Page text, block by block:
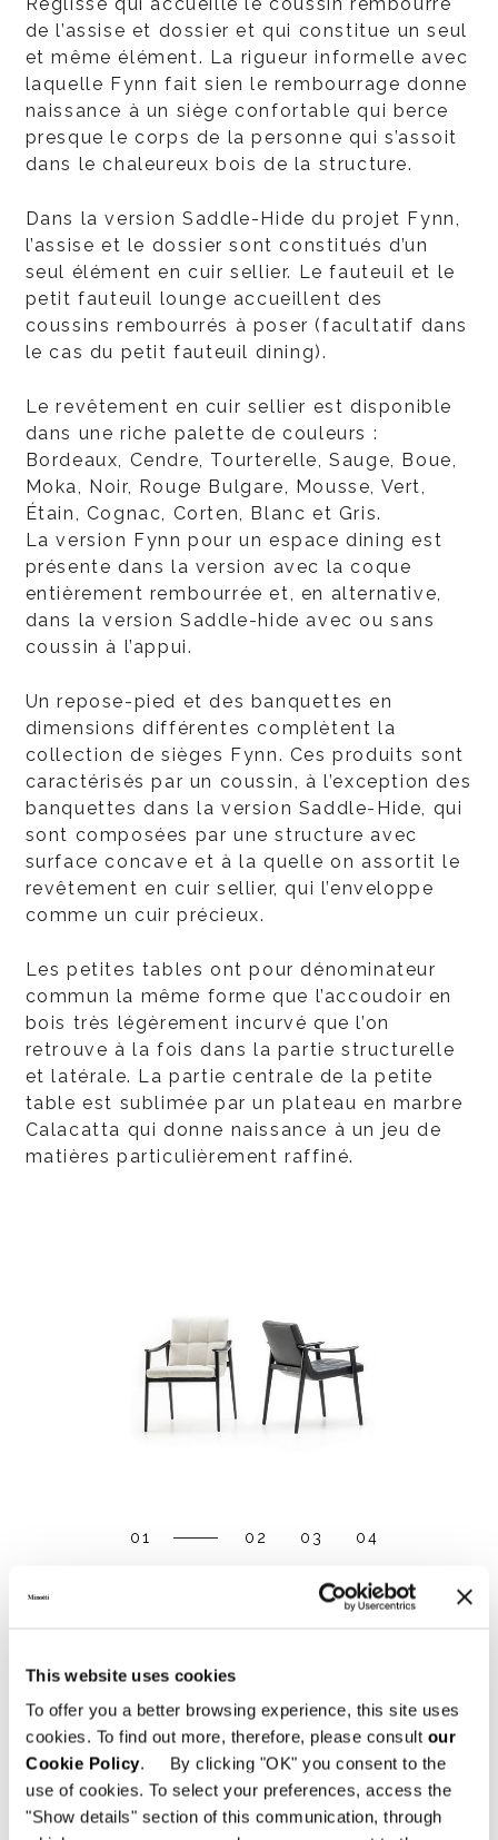
This website uses cookies
To offer you a better browsing experience, this site uses
cookies. To find out more, therefore, please consult our
Cookie Policy. By clicking "OK" you consent to the
use of cookies. To select your preferences, access the
"Show details" section of this communication, through
de l’assise et dossier et qui constitue un seul
et même élément. La rigueur informelle avec
laquelle Fynn fait sien le rembourrage donne
naissance à un siège confortable qui berce
presque le corps de la personne qui s’assoit
dans le chaleureux bois de la structure.
Dans la version Saddle-Hide du projet Fynn,
l’assise et le dossier sont constitués d’un
seul élément en cuir sellier. Le fauteuil et le
petit fauteuil lounge accueillent des
coussins rembourrés à poser (facultatif dans
le cas du petit fauteuil dining).
Le revêtement en cuir sellier est disponible
dans une riche palette de couleurs :
Bordeaux, Cendre, Tourterelle, Sauge, Boue,
Moka, Noir, Rouge Bulgare, Mousse, Vert,
Étain, Cognac, Corten, Blanc et Gris.
La version Fynn pour un espace dining est
présente dans la version avec la coque
entièrement rembourrée et, en alternative,
dans la version Saddle-hide avec ou sans
coussin à l’appui.
Un repose-pied et des banquettes en
dimensions différentes complètent la
collection de sièges Fynn. Ces produits sont
caractérisés par un coussin, à l’exception des
banquettes dans la version Saddle-Hide, qui
sont composées par une structure avec
surface concave et à la quelle on assortit le
revêtement en cuir sellier, qui l’enveloppe
comme un cuir précieux.
Les petites tables ont pour dénominateur
commun la même forme que l’accoudoir en
bois très légèrement incurvé que l’on
retrouve à la fois dans la partie structurelle
et latérale. La partie centrale de la petite
table est sublimée par un plateau en marbre
Calacatta qui donne naissance à un jeu de
matières particulièrement raffiné.
01 02 03 04
SHARE FIND A DEALER